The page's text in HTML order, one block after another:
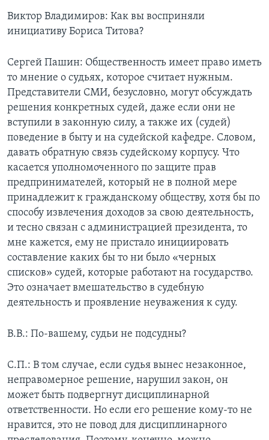
Виктор Владимиров: Как вы восприняли
инициативу Бориса Титова?
Сергей Пашин: Общественность имеет право иметь
то мнение о судьях, которое считает нужным.
Представители СМИ, безусловно, могут обсуждать
решения конкретных судей, даже если они не
вступили в законную силу, а также их (судей)
поведение в быту и на судейской кафедре. Словом,
давать обратную связь судейскому корпусу. Что
касается уполномоченного по защите прав
предпринимателей, который не в полной мере
принадлежит к гражданскому обществу, хотя бы по
способу извлечения доходов за свою деятельность,
и тесно связан с администрацией президента, то
мне кажется, ему не пристало инициировать
составление каких бы то ни было «черных
списков» судей, которые работают на государство.
Это означает вмешательство в судебную
деятельность и проявление неуважения к суду.
В.В.: По-вашему, судьи не подсудны?
С.П.: В том случае, если судья вынес незаконное,
неправомерное решение, нарушил закон, он
может быть подвергнут дисциплинарной
ответственности. Но если его решение кому-то не
нравится, это не повод для дисциплинарного